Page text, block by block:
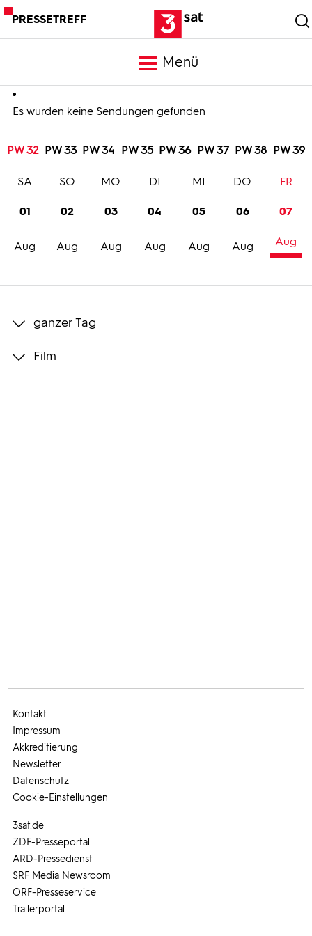
PRESSETREFF
Menü
Meldungen
Programm
Trailer
Bilder
Es wurden keine Sendungen gefunden
PW 32 PW 33 PW 34 PW 35 PW 36 PW 37 PW 38 PW 39
01
Aug
SA
02
Aug
SO
03
Aug
MO
04
Aug
DI
05
Aug
MI
06
Aug
DO
07
Aug
FR
ganzer Tag
Film
3sat.de
ZDF-Presseportal
ARD-Pressedienst
SRF Media Newsroom
ORF-Presseservice
Trailerportal
Kontakt
Impressum
Akkreditierung
Newsletter
Datenschutz
Cookie-Einstellungen